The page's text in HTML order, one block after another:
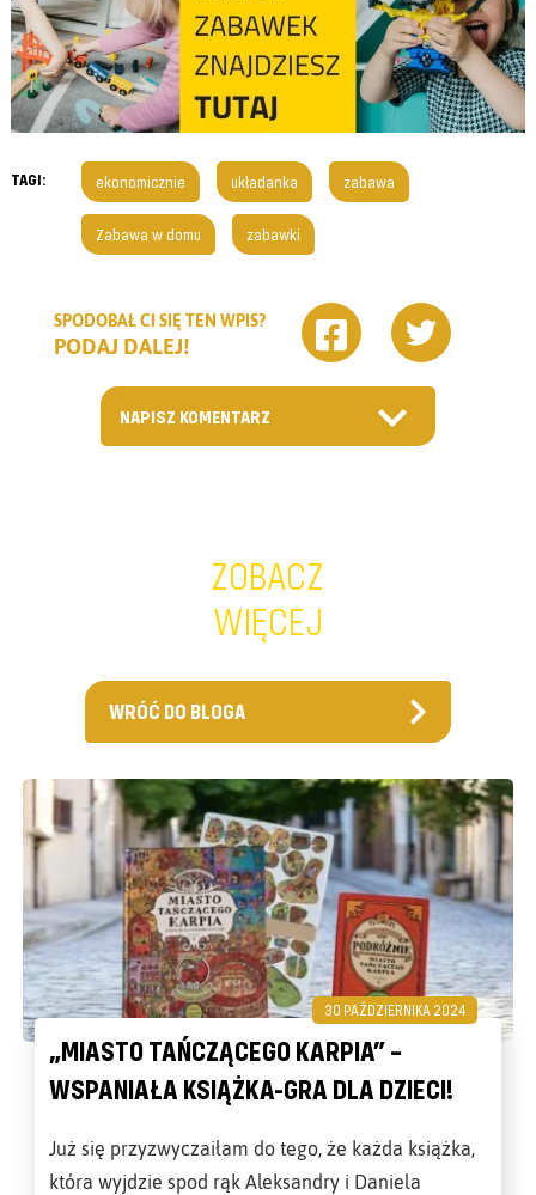
TAGI: ekonomicznie układanka zabawa
Zabawa w domu zabawki
SPODOBAŁ CI SIĘ TEN WPIS?
PODAJ DALEJ!
NAPISZ KOMENTARZ
ZOBACZ
WIĘCEJ
WRÓĆ DO BLOGA
30 PAŹDZIERNIKA 2024
„MIASTO TAŃCZĄCEGO KARPIA” –
WSPANIAŁA KSIĄŻKA-GRA DLA DZIECI!
Już się przyzwyczaiłam do tego, że każda książka,
która wyjdzie spod rąk Aleksandry i Daniela